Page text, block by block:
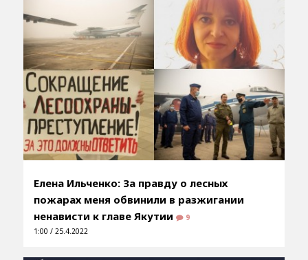
Елена Ильченко: За правду о лесных
пожарах меня обвинили в разжигании
ненависти к главе Якутии
9
1:00 / 25.4.2022